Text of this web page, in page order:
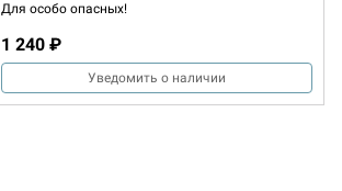
Для особо опасных!
1 240 ₽
Уведомить о наличии